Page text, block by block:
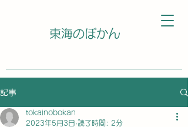
東海のぼかん
記事
tokainobokan
2023年5月3日 読了時間: 2分